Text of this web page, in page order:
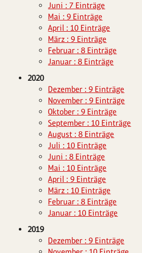
Juni : 7 Einträge
Mai : 9 Einträge
April : 10 Einträge
März : 9 Einträge
Februar : 8 Einträge
Januar : 8 Einträge
2020
Dezember : 9 Einträge
November : 9 Einträge
Oktober : 9 Einträge
September : 10 Einträge
August : 8 Einträge
Juli : 10 Einträge
Juni : 8 Einträge
Mai : 10 Einträge
April : 9 Einträge
März : 10 Einträge
Februar : 8 Einträge
Januar : 10 Einträge
2019
Dezember : 9 Einträge